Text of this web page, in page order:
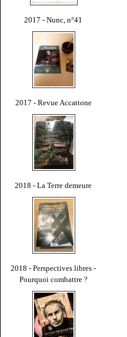
2017 - Nunc, n°41
2017 - Revue Accattone
2018 - La Terre demeure
2018 - Perspectives libres -
Pourquoi combattre ?